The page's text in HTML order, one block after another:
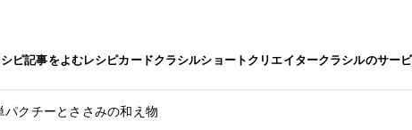
ピ記事をよむレシピカードクラシルショートクリエイタークラシルのサー
パクチーとささみの和え物